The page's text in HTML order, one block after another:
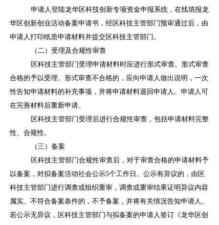
申请人登陆龙华区科技创新专项资金申报系统，在线填报龙
华区创新创业活动备案申请书，经区科技主管部门预审通过后，由
申请人打印纸质申请材料并提交区科技主管部门。
（二）受理及合规性审查
区科技主管部门受理申请材料时应进行形式审查。形式审查
合格的予以受理。形式审查不合格的，应向申请人做出说明，一次
性告知申请材料的补充事项，并将申请材料退回申请人。申请人可
在完善材料后重新申请。
区科技主管部门受理后进行合规性审查，包括申请材料完整
性、合规性。
（三）备案
区科技主管部门合规性审查后，对于审查合格的申请材料予
以备案，对拟备案活动社会公示5个工作日。公示有异议的，由区
科技主管部门进行调查或组织重审，调查或重审结果证明异议内容
属实、不符合备案条件的，不予备案，并将有关情况告知申请人。
若公示无异议，区科技主管部门与拟备案的申请人签订《龙华区创